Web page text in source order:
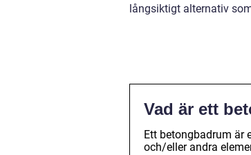
långsiktigt alternativ
Vad är ett
Ett betongbadrum är
och/eller andra